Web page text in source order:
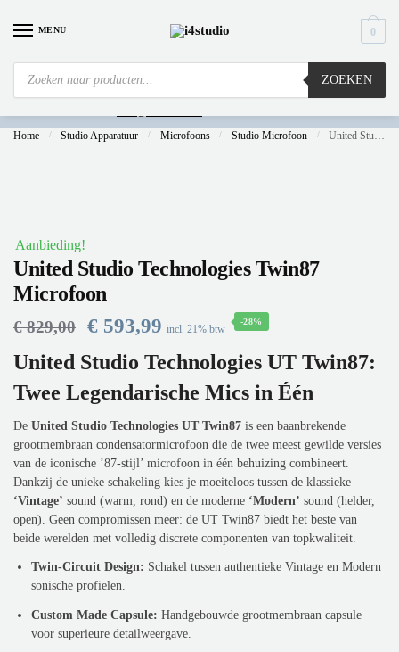
MENU
ZOEKEN
0
Home / Studio Apparatuur / Microfoons / Studio Microfoon / United Studio Technologies Twin87 Microfoon
Aanbieding!
United Studio Technologies Twin87
Microfoon
€829,00 € 593,99 incl. 21% btw
-28%
United Studio Technologies UT Twin87:
Twee Legendarische Mics in Één
De United Studio Technologies UT Twin87 is een baanbrekende
grootmembraan condensatormicrofoon die de twee meest gewilde versies
van de iconische ’87-stijl’ microfoon in één behuizing combineert.
Dankzij de unieke schakeling kies je moeiteloos tussen de klassieke
‘Vintage’ sound (warm, rond) en de moderne ‘Modern’ sound (helder,
open). Geen compromissen meer: de UT Twin87 biedt het beste van
beide werelden met volledig discrete componenten van topkwaliteit.
Twin-Circuit Design: Schakel tussen authentieke Vintage en Modern
sonische profielen.
Custom Made Capsule: Handgebouwde grootmembraan capsule
voor superieure detailweergave.